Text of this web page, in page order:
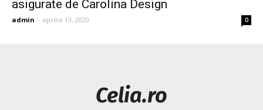
asigurate de Carolina Design
admin - aprilie 13, 2020 0
Celia.ro